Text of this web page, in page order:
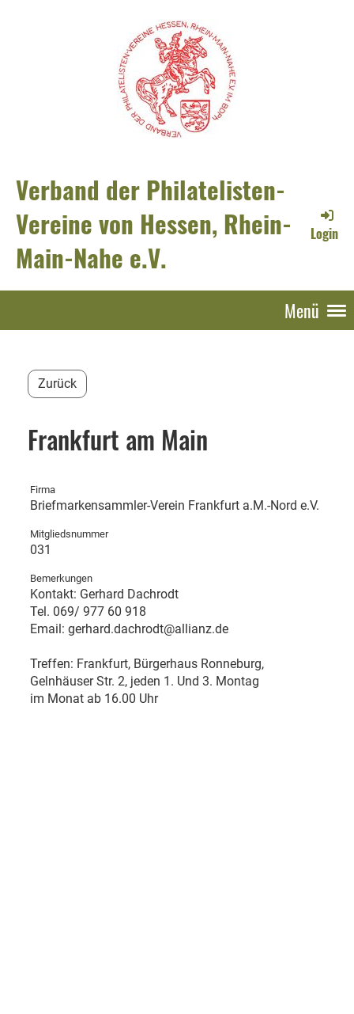
Verband der Philatelisten-
Vereine von Hessen, Rhein-
Main-Nahe e.V.
Login
Menü
Zurück
Frankfurt am Main
Firma
Briefmarkensammler-Verein Frankfurt a.M.-Nord e.V.
Mitgliedsnummer
031
Bemerkungen
Kontakt: Gerhard Dachrodt
Tel. 069/ 977 60 918
Email: gerhard.dachrodt@allianz.de
Treffen: Frankfurt, Bürgerhaus Ronneburg,
Gelnhäuser Str. 2, jeden 1. Und 3. Montag
im Monat ab 16.00 Uhr